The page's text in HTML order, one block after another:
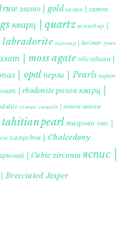
злато | gold камея | cameo
кварц | quartzкехлибар |
labradorite ларимар | larimar лунен
| moss agate обсидиан |
| opalперли | Pearls пирит |
| rhodonite розов кварц |
сонора сънрайз | sonora sunrise
tahitian pearl тигрово око |
халцедон | Chalcedony
| Cubic zirconia яспис |
| Brecciated Jasper